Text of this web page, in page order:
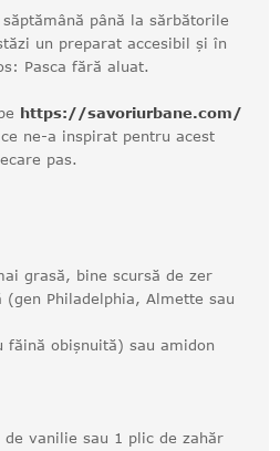
până la sărbătorile
un preparat accesibil și în
Pasca fără aluat.
https://savoriurbane.com/
ne-a inspirat pentru acest
pas.
grasă, bine scursă de zer
(gen Philadelphia, Almette sau
făină obișnuită) sau amidon
vanilie sau 1 plic de zahăr